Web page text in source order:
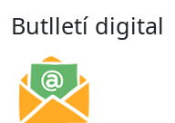
Butlletí digital